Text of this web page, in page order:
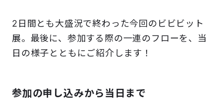
2日間とも大盛況で終わった今回のビビビット
展。最後に、参加する際の一連のフローを、当
日の様子とともにご紹介します！
参加の申し込みから当日まで